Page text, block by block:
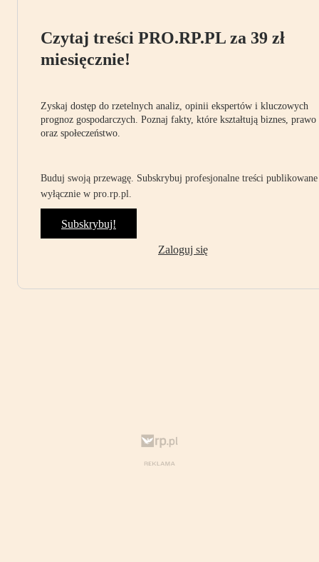
Czytaj treści PRO.RP.PL za 39 zł
miesięcznie!
Zyskaj dostęp do rzetelnych analiz, opinii ekspertów i kluczowych
prognoz gospodarczych. Poznaj fakty, które kształtują biznes, prawo
oraz społeczeństwo.
Buduj swoją przewagę. Subskrybuj profesjonalne treści publikowane
wyłącznie w pro.rp.pl.
Subskrybuj!
Zaloguj się